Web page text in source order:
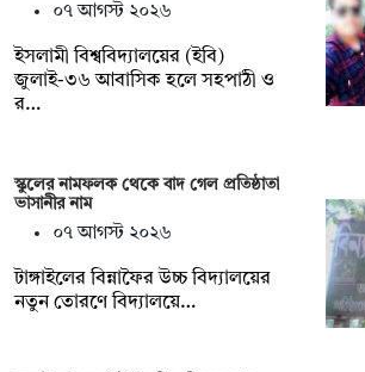
০৭ আগস্ট ২০২৬
ইসলামী বিশ্ববিদ্যালয়ের (ইবি)
জুলাই-৩৬ আবাসিক হলে সহপাঠী ও
র…
স্কুলের নামফলক থেকে বাদ গেল প্রতিষ্ঠাতা
ভাসানীর নাম
০৭ আগস্ট ২০২৬
টাঙ্গাইলের বিন্নাফৈর উচ্চ বিদ্যালয়ের
নতুন তোরণে বিদ্যালয়ে…